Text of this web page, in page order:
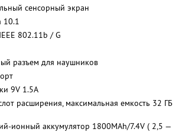
сенсорный экран
10.1
802.11b / G
разъем для наушников
9V 1.5A
расширения, максимальная емкость 32 ГБ
ионный аккумулятор 1800MAh/7.4V ( 2,5 —